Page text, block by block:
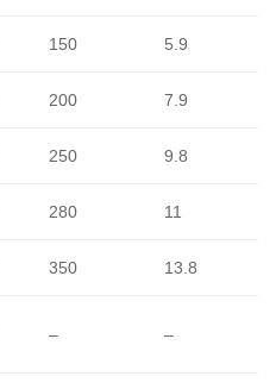
150 5.9
200 7.9
250 9.8
280 11
350 13.8
– –